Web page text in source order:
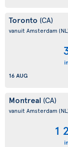
Toronto (CA)
vanuit Amsterdam
16 AUG
Montreal (CA)
vanuit Amsterdam
1